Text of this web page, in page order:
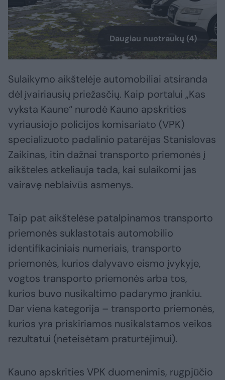
Daugiau nuotraukų (4)
Sulaikymo aikštelėje automobiliai atsiranda
dėl įvairiausių priežasčių. Kaip portalui „Kas
vyksta Kaune“ nurodė Kauno apskrities
vyriausiojo policijos komisariato (VPK)
specializuoto padalinio patarėjas Stanislovas
Zaikinas, itin dažnai transporto priemonės į
aikšteles atkeliauja tada, kai sulaikomi jas
vairavę neblaivūs asmenys.
Taip pat aikštelėse patalpinamos transporto
priemonės suklastotais automobilio
identifikaciniais numeriais, transporto
priemonės, kurios dalyvavo eismo įvykyje,
vogtos transporto priemonės arba tos,
kurios buvo nusikaltimo padarymo įrankiu.
Dar viena kategorija – transporto priemonės,
kurios yra priskiriamos nusikalstamos veikos
rezultatui (neteisėtam praturtėjimui).
Kauno apskrities VPK duomenimis, rugpjūčio